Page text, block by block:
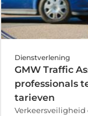
Dienstverlening
GMW Traffic
professionals
tarieven